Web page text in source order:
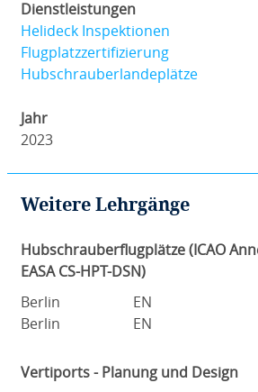
Dienstleistungen
Helideck Inspektionen
Flugplatzzertifizierung
Hubschrauberlandeplätze
Jahr
2023
Weitere Lehrgänge
Hubschrauberflugplätze (ICAO
EASA CS-HPT-DSN)
Berlin
EN
Berlin
EN
Vertiports - Planung und Design